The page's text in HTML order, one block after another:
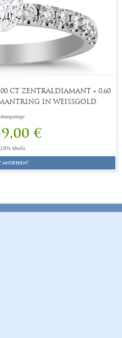
CT ZENTRALDIAMANT + 0,60
IN WEISSGOLD
€
MwSt.